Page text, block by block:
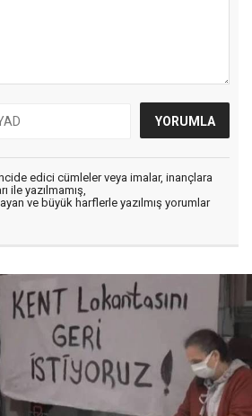
edici cümleler veya imalar, inançlara
ile yazılmamış,
ve büyük harflerle yazılmış yorumlar